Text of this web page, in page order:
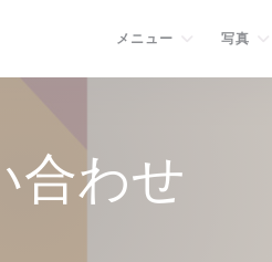
メニュー 写真
合わせ